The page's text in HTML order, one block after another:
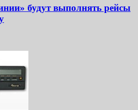
будут выполнять рейсы